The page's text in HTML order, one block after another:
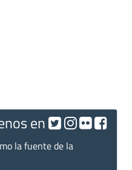
en
la fuente de la